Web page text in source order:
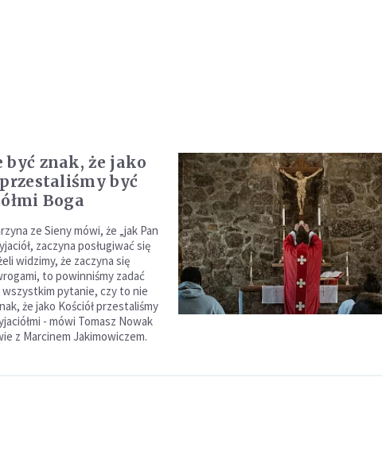
być znak, że jako
przestaliśmy być
Boga
ze Sieny mówi, że „jak Pan
zaczyna posługiwać się
widzimy, że zaczyna się
to powinniśmy zadać
pytanie, czy to nie
że jako Kościół przestaliśmy
- mówi Tomasz Nowak
z Marcinem Jakimowiczem.